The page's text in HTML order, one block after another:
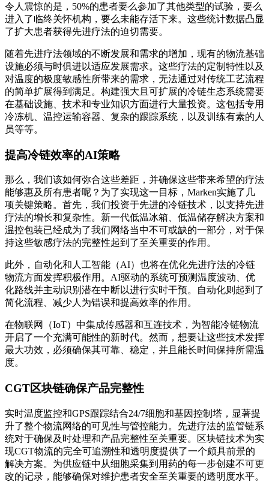
令人震惊的是，50%的患者要么参加了其他类型的试验，要么
进入了临终关怀机构，要么未能存活下来。这些统计数据凸显
了扩大患者获得先进疗法的迫切需要。
随着先进疗法领域的不断发展和需求的增加，现有的物流基础
设施必须与时俱进以适应发展需求。这些疗法的定制特性以及
对温度的极度敏感性所带来的需求，无法通过对传统工艺流程
的简单扩展得到满足。构建强大且可扩展的冷链生态系统需要
在基础设施、技术和专业知识方面进行大量投资。这包括专用
冷冻机、温控运输容器、复杂的跟踪系统，以及训练有素的人
员等等。
提高冷链效率的AI策略
那么，我们该如何弥合这些差距，并确保这些带来希望的疗法
能够惠及所有患者呢？为了实现这一目标，Marken实施了几
项关键策略。首先，我们投资于先进的冷链技术，以支持先进
疗法的增长和复杂性。新一代低温冰箱、低温储存解决方案和
温控包装已经成为了我们网络当中不可或缺的一部分，对于保
持这些敏感疗法的完整性起到了至关重要的作用。
此外，自动化和人工智能（AI）也将在优化先进疗法的冷链
物流方面发挥积极作用。AI驱动的系统可预测温度波动、优
化路线并主动识别潜在中断以进行实时干预。自动化则起到了
简化流程、减少人为错误和提高效率的作用。
在物联网（IoT）中集成传感器和互连技术，为智能冷链物流
开启了一个充满可能性的新时代。然而，想要让这些技术发挥
最大功效，必须确保其可靠、稳定，并且能长时间保持所需温
度。
CGT区块链确保产品完整性
实时温度监控和GPS跟踪结合24/7细胞和基因控制塔，显著提
升了整个物流网络的可见性与管控能力。先进疗法的监管链系
统对于确保及时处理和产品完整性至关重要。区块链技术为实
现CGT物流的完全可追溯性和透明度提供了一个颇具前景的
解决方案。为供应链中从细胞采集到用药的每一步创建不可更
改的记录，能够确保对维护患者安全至关重要的透明度水平。